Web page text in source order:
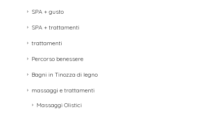
SPA + gusto
SPA + trattamenti
trattamenti
Percorso benessere
Bagni in Tinozza di legno
massaggi e trattamenti
Massaggi Olistici